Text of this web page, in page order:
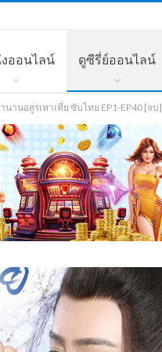
ออนไลน์ ดูซีรี่ย์ออนไลน์
นานอสูรเทาเที่ย ซับไทย EP1-EP40 [จบ]